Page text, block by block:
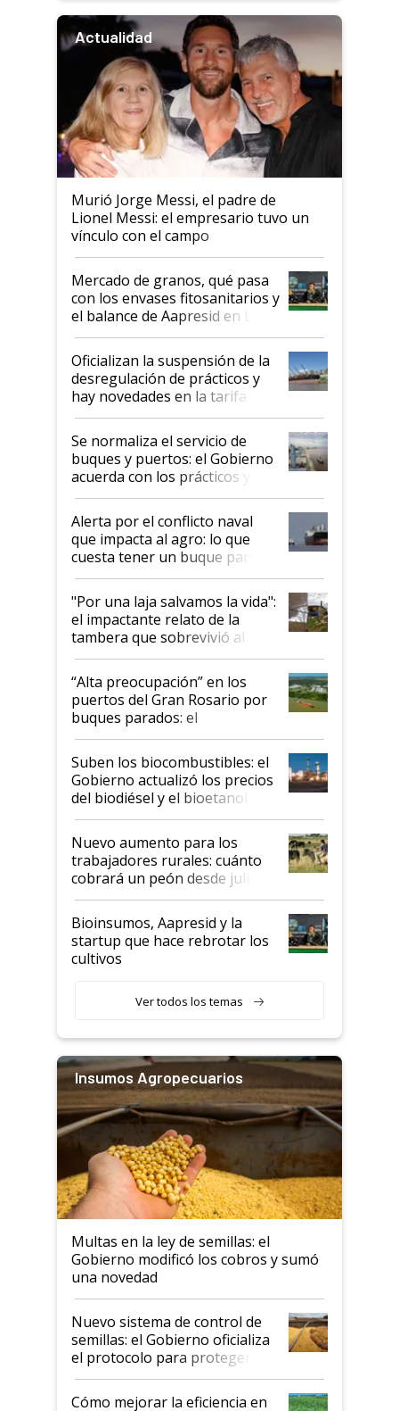
Actualidad
Murió Jorge Messi, el padre de
Lionel Messi: el empresario tuvo un
vínculo con el campo
Mercado de granos, qué pasa
con los envases fitosanitarios y
el balance de Aapresid en La
Posta
Oficializan la suspensión de la
desregulación de prácticos y
hay novedades en la tarifa de
la hidrovía
Se normaliza el servicio de
buques y puertos: el Gobierno
acuerda con los prácticos y
suspende el decreto de
desregulación
Alerta por el conflicto naval
que impacta al agro: lo que
cuesta tener un buque parado
y el peligro de que Argentina
pase a ser "país sucio"
"Por una laja salvamos la vida":
el impactante relato de la
tambera que sobrevivió al
tornado
“Alta preocupación” en los
puertos del Gran Rosario por
buques parados: el
funcionamiento de las
exportadoras en tensión tras
la medida de fuerza de los
prácticos
Suben los biocombustibles: el
Gobierno actualizó los precios
del biodiésel y el bioetanol
Nuevo aumento para los
trabajadores rurales: cuánto
cobrará un peón desde julio
Bioinsumos, Aapresid y la
startup que hace rebrotar los
cultivos
Ver todos los temas
Insumos Agropecuarios
Multas en la ley de semillas: el
Gobierno modificó los cobros y sumó
una novedad
Nuevo sistema de control de
semillas: el Gobierno oficializa
el protocolo para proteger la
propiedad intelectual
Cómo mejorar la eficiencia en